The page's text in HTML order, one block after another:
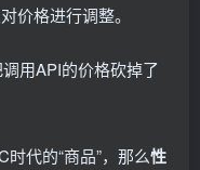
价格进行调整。
用API的价格砍掉了
代的“商品”，那么性